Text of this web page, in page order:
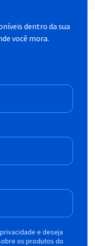
dentro da sua
você mora.
e deseja
os produtos do